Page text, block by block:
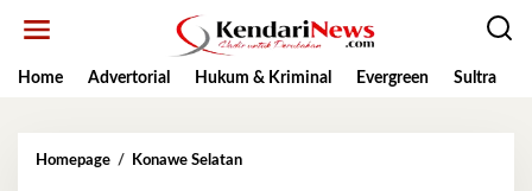
Home
Advertorial Hukum & Kriminal Evergreen Sultra
Homepage / Konawe SelatanPencairan